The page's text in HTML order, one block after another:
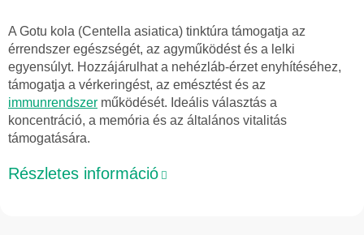
A Gotu kola (Centella asiatica) tinktúra támogatja az
érrendszer egészségét, az agyműködést és a lelki
egyensúlyt. Hozzájárulhat a nehézláb-érzet enyhítéséhez,
támogatja a vérkeringést, az emésztést és az
immunrendszer működését. Ideális választás a
koncentráció, a memória és az általános vitalitás
támogatására.
Részletes információ